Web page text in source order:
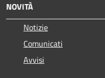
NOVITÀ
Notizie
Comunicati
Avvisi